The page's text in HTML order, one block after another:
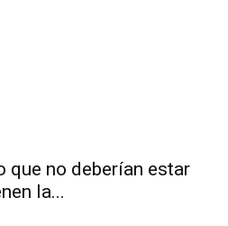
que no deberían estar
la...